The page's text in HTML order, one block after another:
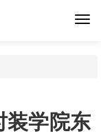
装学院东